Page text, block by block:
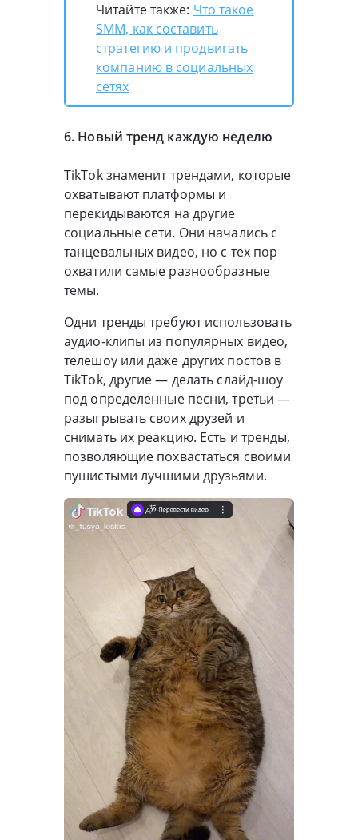
Читайте также: Что такое
SMM, как составить
стратегию и продвигать
компанию в социальных
сетях
6. Новый тренд каждую неделю
TikTok знаменит трендами, которые
охватывают платформы и
перекидываются на другие
социальные сети. Они начались с
танцевальных видео, но с тех пор
охватили самые разнообразные
темы.
Одни тренды требуют использовать
аудио-клипы из популярных видео,
телешоу или даже других постов в
TikTok, другие — делать слайд-шоу
под определенные песни, третьи —
разыгрывать своих друзей и
снимать их реакцию. Есть и тренды,
позволяющие похвастаться своими
пушистыми лучшими друзьями.